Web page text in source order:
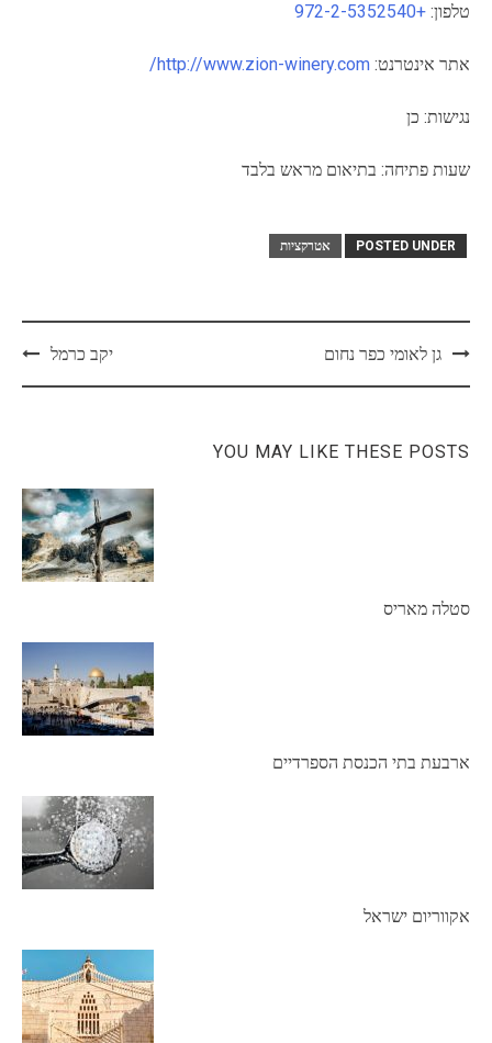
טלפון: +972-2-5352540
אתר אינטרנט: http://www.zion-winery.com/
נגישות: כן
שעות פתיחה: בתיאום מראש בלבד
POSTED UNDER אטרקציות
Postגן לאומי כפר נחום יקב כרמל
YOU MAY LIKE THESE POSTS
סטלה מאריס
ארבעת בתי הכנסת הספרדיים
אקווריום ישראל